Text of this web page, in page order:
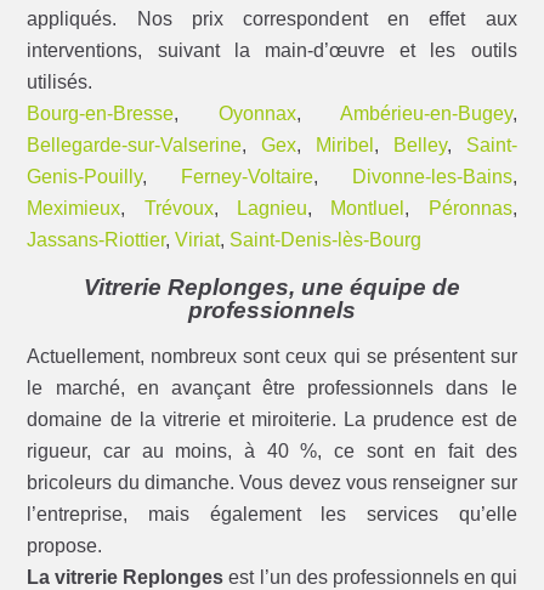
appliqués. Nos prix correspondent en effet aux
interventions, suivant la main-d’œuvre et les outils
utilisés.
Bourg-en-Bresse, Oyonnax, Ambérieu-en-Bugey,
Bellegarde-sur-Valserine,Gex, Miribel , Belley, Saint-
Genis-Pouilly, Ferney-Voltaire, Divonne-les-Bains,
Meximieux, Trévoux, Lagnieu, Montluel , Péronnas,
Jassans-Riottier,Viriat, Saint-Denis-lès-Bourg
Vitrerie Replonges, une équipe de
professionnels
Actuellement, nombreux sont ceux qui se présentent sur
le marché, en avançant être professionnels dans le
domaine de la vitrerie et miroiterie. La prudence est de
rigueur, car au moins, à 40 %, ce sont en fait des
bricoleurs du dimanche. Vous devez vous renseigner sur
l’entreprise, mais également les services qu’elle
propose.
La vitrerie Replonges est l’un des professionnels en qui